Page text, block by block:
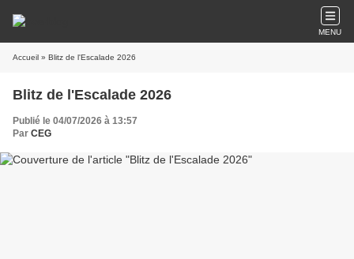
MENU
Accueil » Blitz de l'Escalade 2026
Blitz de l'Escalade 2026
Publié le 04/07/2026 à 13:57
Par CEG